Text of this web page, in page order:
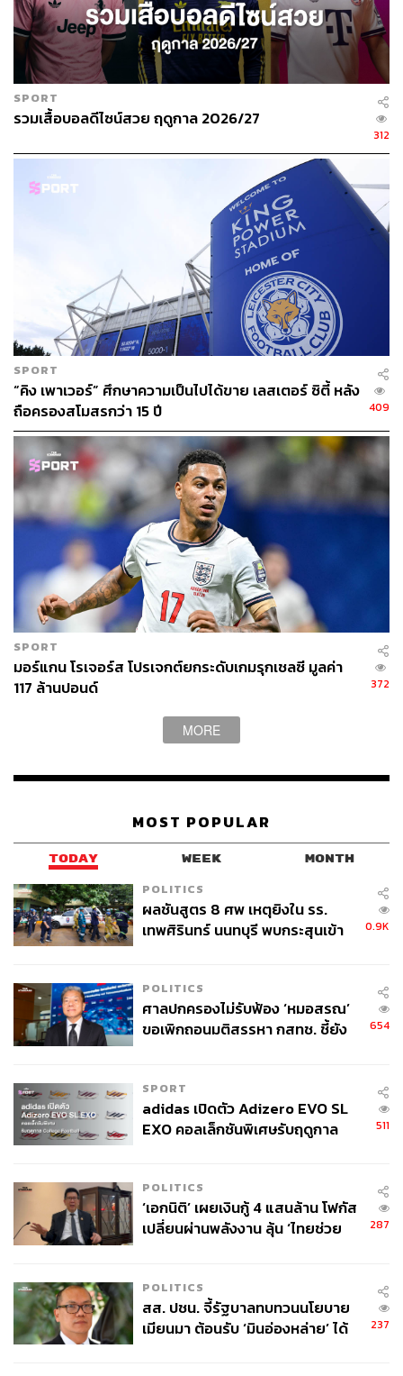
SPORT
รวมเสื้อบอลดีไซน์สวย ฤดูกาล 2026/27
312
SPORT
“คิง เพาเวอร์” ศึกษาความเป็นไปได้ขาย เลสเตอร์ ซิตี้ หลัง
ถือครองสโมสรกว่า 15 ปี
409
SPORT
มอร์แกน โรเจอร์ส โปรเจกต์ยกระดับเกมรุกเชลซี มูลค่า
117 ล้านปอนด์
372
MORE
MOST POPULAR
TODAY WEEK MONTH
POLITICS
ผลชันสูตร 8 ศพ เหตุยิงใน รร.
เทพศิรินทร์ นนทบุรี พบกระสุนเข้า
0.9K
POLITICS
ศาลปกครองไม่รับฟ้อง ‘หมอสรณ’
ขอเพิกถอนมติสรรหา กสทช. ชี้ยัง
654
SPORT
adidas เปิดตัว Adizero EVO SL
EXO คอลเล็กชันพิเศษรับฤดูกาล
511
POLITICS
‘เอกนิติ’ เผยเงินกู้ 4 แสนล้าน โฟกัส
เปลี่ยนผ่านพลังงาน ลุ้น ‘ไทยช่วย
287
POLITICS
สส. ปชน. จี้รัฐบาลทบทวนนโยบาย
เมียนมา ต้อนรับ ‘มินอ่องหล่าย’ ได้
237